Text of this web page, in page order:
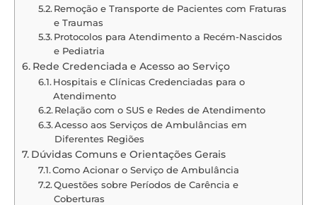
Remoção e Transporte de Pacientes com Fraturas
e Traumas
Protocolos para Atendimento a Recém-Nascidos
e Pediatria
Rede Credenciada e Acesso ao Serviço
Hospitais e Clínicas Credenciadas para o
Atendimento
Relação com o SUS e Redes de Atendimento
Acesso aos Serviços de Ambulâncias em
Diferentes Regiões
Dúvidas Comuns e Orientações Gerais
Como Acionar o Serviço de Ambulância
Questões sobre Períodos de Carência e
Coberturas